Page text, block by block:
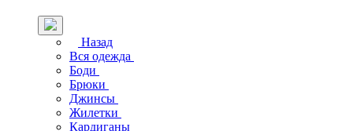
Назад
Вся одежда
Боди
Брюки
Джинсы
Жилетки
Кардиганы